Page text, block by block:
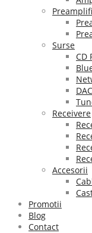
Surse
CD
DAC
Receivere
Accesorii
Promotii
Blog
Contact